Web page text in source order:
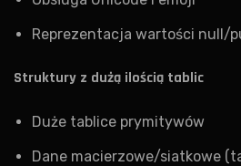
Reprezentacja wartości null/
Struktury z dużą ilością tablic
Duże tablice prymitywów
Dane macierzowe/siatkowe